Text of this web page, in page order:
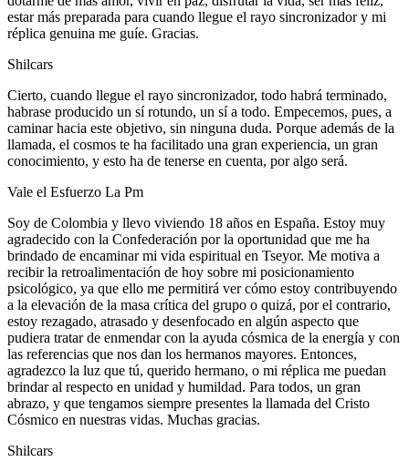
estar más preparada para cuando llegue el rayo sincronizador y mi
réplica genuina me guíe. Gracias.
Shilcars
Cierto, cuando llegue el rayo sincronizador, todo habrá terminado,
habrase producido un sí rotundo, un sí a todo. Empecemos, pues, a
caminar hacia este objetivo, sin ninguna duda. Porque además de la
llamada, el cosmos te ha facilitado una gran experiencia, un gran
conocimiento, y esto ha de tenerse en cuenta, por algo será.
Vale el Esfuerzo La Pm
Soy de Colombia y llevo viviendo 18 años en España. Estoy muy
agradecido con la Confederación por la oportunidad que me ha
brindado de encaminar mi vida espiritual en Tseyor. Me motiva a
recibir la retroalimentación de hoy sobre mi posicionamiento
psicológico, ya que ello me permitirá ver cómo estoy contribuyendo
a la elevación de la masa crítica del grupo o quizá, por el contrario,
estoy rezagado, atrasado y desenfocado en algún aspecto que
pudiera tratar de enmendar con la ayuda cósmica de la energía y con
las referencias que nos dan los hermanos mayores. Entonces,
agradezco la luz que tú, querido hermano, o mi réplica me puedan
brindar al respecto en unidad y humildad. Para todos, un gran
abrazo, y que tengamos siempre presentes la llamada del Cristo
Cósmico en nuestras vidas. Muchas gracias.
Shilcars